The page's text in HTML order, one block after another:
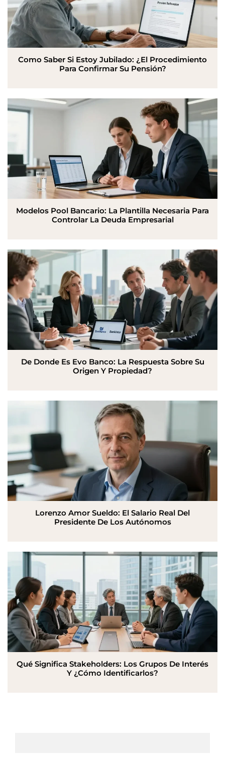
Como Saber Si Estoy Jubilado: ¿El Procedimiento
Para Confirmar Su Pensión?
Modelos Pool Bancario: La Plantilla Necesaria Para
Controlar La Deuda Empresarial
De Donde Es Evo Banco: La Respuesta Sobre Su
Origen Y Propiedad?
Lorenzo Amor Sueldo: El Salario Real Del
Presidente De Los Autónomos
Qué Significa Stakeholders: Los Grupos De Interés
Y ¿Cómo Identificarlos?